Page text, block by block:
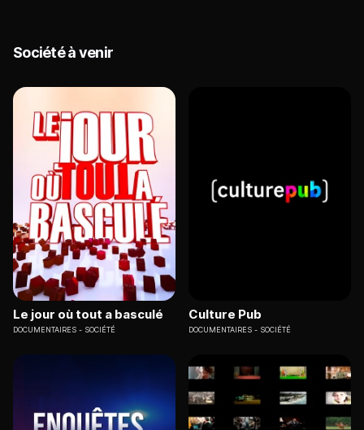
Société à venir
Le jour où tout a basculé
DOCUMENTAIRES SOCIÉTÉ
Culture Pub
DOCUMENTAIRES SOCIÉTÉ